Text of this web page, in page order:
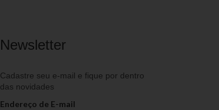
Newsletter
Cadastre seu e-mail e fique por dentro
das novidades
Endereço de E-mail